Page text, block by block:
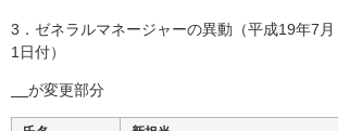
3．ゼネラルマネージャーの異動（平成19年7月
1日付）
が変更部分